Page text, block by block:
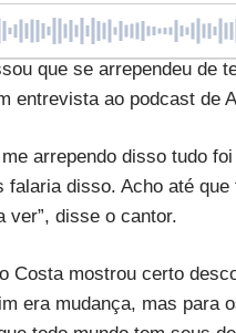
que se arrependeu de
entrevista ao podcast de
arrependo disso tudo
falaria disso. Acho até
ver”, disse o cantor.
Costa mostrou certo
era mudança, mas para